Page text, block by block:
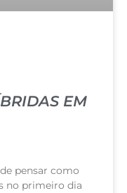
EM
pensar como
no primeiro dia